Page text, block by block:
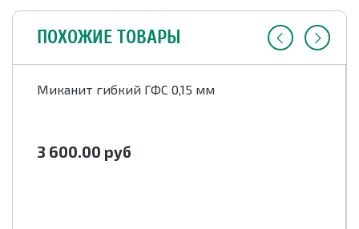
ПОХОЖИЕ ТОВАРЫ
Миканит гибкий ГФС 0,15 мм
3 600.00 руб